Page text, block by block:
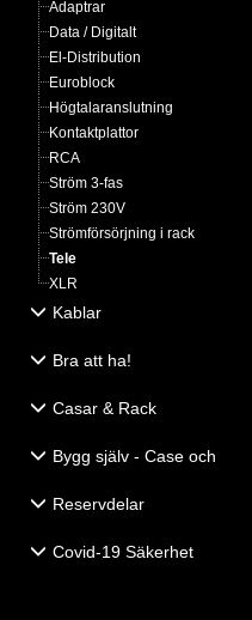
Adaptrar
Data / Digitalt
El-Distribution
Euroblock
Högtalaranslutning
Kontaktplattor
RCA
Ström 3-fas
Ström 230V
Strömförsörjning i rack
Tele
XLR
Kablar
Bra att ha!
Casar & Rack
Bygg själv - Case och
Reservdelar
Covid-19 Säkerhet